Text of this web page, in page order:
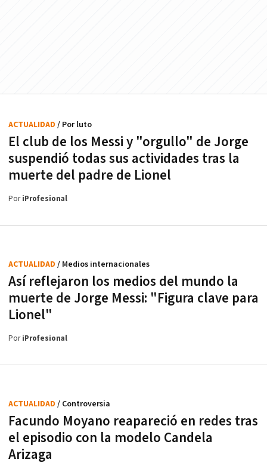
El club de los Messi y "orgullo" de Jorge
suspendió todas sus actividades tras la
muerte del padre de Lionel
ACTUALIDAD / Por luto
PoriProfesional
Así reflejaron los medios del mundo la
muerte de Jorge Messi: "Figura clave para
Lionel"
ACTUALIDAD / Medios internacionales
PoriProfesional
Facundo Moyano reapareció en redes tras
el episodio con la modelo Candela
Arizaga
ACTUALIDAD / Controversia